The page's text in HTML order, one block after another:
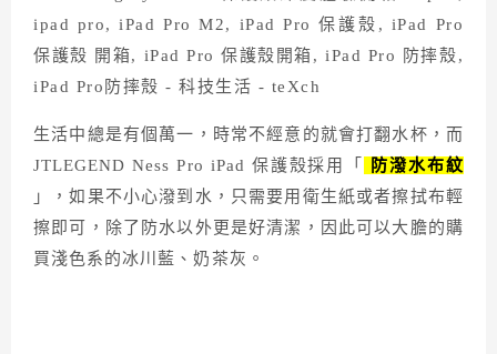
生活中總是有個萬一，時常不經意的就會打翻水杯，而
JTLEGEND Ness Pro iPad 保護殼採用「
防潑水布紋
」，如果不小心潑到水，只需要用衛生紙或者擦拭布輕
擦即可，除了防水以外更是好清潔，因此可以大膽的購
買淺色系的冰川藍、奶茶灰。